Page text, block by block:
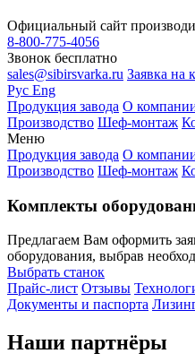
Официальный сайт
8-800-775-4056
Звонок бесплатно
sales@sibirsvarka.ru Заявка на
Рус Eng
Продукция завода О
Производство Шеф-монтаж
Меню
Продукция завода О
Производство Шеф-монтаж
Комплекты
Предлагаем Вам оформить
оборудования, выбрав
Выбрать станок
Прайс-лист Отзывы
Документы и паспорта
Наши партнёры
Завод «Сибирь»
Онлайн-консультант